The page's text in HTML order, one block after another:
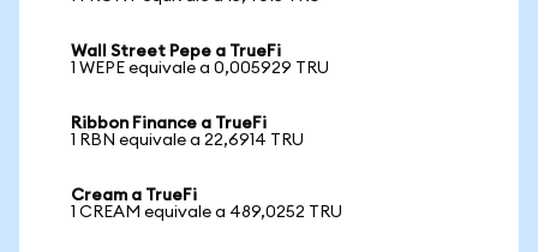
Wall Street Pepe a TrueFi
1 WEPE equivale a 0,005929 TRU
Ribbon Finance a TrueFi
1 RBN equivale a 22,6914 TRU
Cream a TrueFi
1 CREAM equivale a 489,0252 TRU